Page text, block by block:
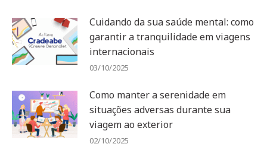
Cuidando da sua saúde mental: como
garantir a tranquilidade em viagens
internacionais
03/10/2025
Como manter a serenidade em
situações adversas durante sua
viagem ao exterior
02/10/2025